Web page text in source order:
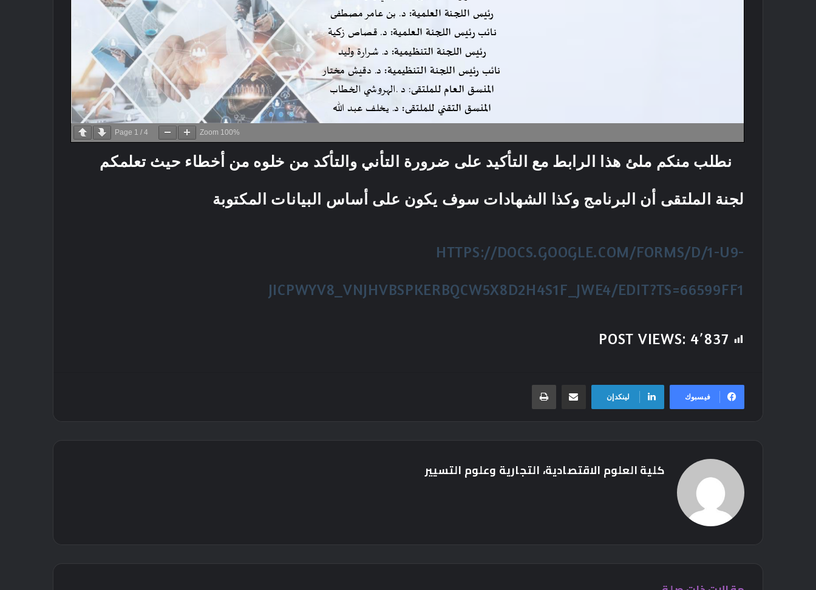
Page 1 / 4 Zoom 100%
نطلب منكم ملئ هذا الرابط مع التأكيد على ضرورة التأني والتأكد من خلوه من أخطاء حيث تعلمكم
لجنة الملتقى أن البرنامج وكذا الشهادات سوف يكون على أساس البيانات المكتوبة
HTTPS://DOCS.GOOGLE.COM/FORMS/D/1-U9-
JICPWYV8_VNJHVBSPKERBQCW5X8D2H4S1F_JWE4/EDIT?TS=66599FF1
POST VIEWS: 4٬837
فيسبوك لينكدإن
مشاركة عبر البريد طباعة
كلية العلوم الاقتصادية، التجارية وعلوم التسيير